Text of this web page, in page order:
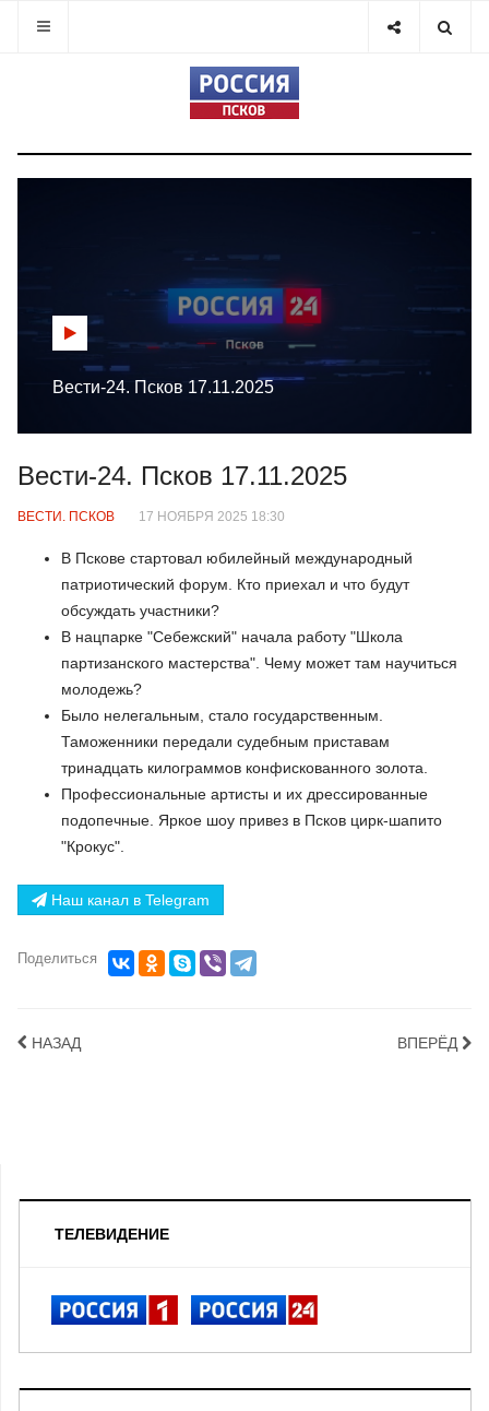
Вести-24. Псков 17.11.2025
Вести-24. Псков 17.11.2025
ВЕСТИ. ПСКОВ 17 НОЯБРЯ 2025 18:30
В Пскове стартовал юбилейный международный
патриотический форум. Кто приехал и что будут
обсуждать участники?
В нацпарке "Себежский" начала работу "Школа
партизанского мастерства". Чему может там научиться
молодежь?
Было нелегальным, стало государственным.
Таможенники передали судебным приставам
тринадцать килограммов конфискованного золота.
Профессиональные артисты и их дрессированные
подопечные. Яркое шоу привез в Псков цирк-шапито
"Крокус".
Наш канал в Telegram
Поделиться
НАЗАД ВПЕРЁД
ТЕЛЕВИДЕНИЕ